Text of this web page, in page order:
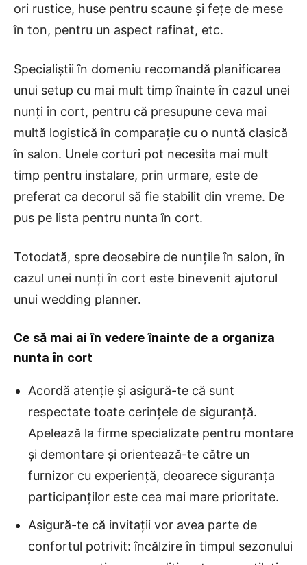
ori rustice, huse pentru scaune și fețe de mese
în ton, pentru un aspect rafinat, etc.
Specialiștii în domeniu recomandă planificarea
unui setup cu mai mult timp înainte în cazul unei
nunți în cort, pentru că presupune ceva mai
multă logistică în comparație cu o nuntă clasică
în salon. Unele corturi pot necesita mai mult
timp pentru instalare, prin urmare, este de
preferat ca decorul să fie stabilit din vreme. De
pus pe lista pentru nunta în cort.
Totodată, spre deosebire de nunțile în salon, în
cazul unei nunți în cort este binevenit ajutorul
unui wedding planner.
Ce să mai ai în vedere înainte de a organiza
nunta în cort
Acordă atenție și asigură-te că sunt
respectate toate cerințele de siguranță.
Apelează la firme specializate pentru montare
și demontare și orientează-te către un
furnizor cu experiență, deoarece siguranța
participanților este cea mai mare prioritate.
Asigură-te că invitații vor avea parte de
confortul potrivit: încălzire în timpul sezonului